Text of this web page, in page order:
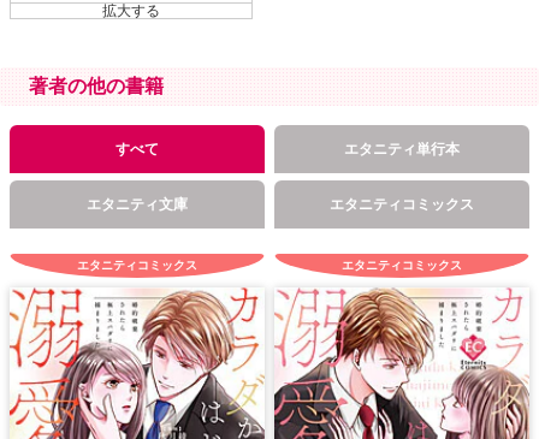
著者の他の書籍
すべて エタニティ単行本
エタニティ文庫 エタニティコミックス
エタニティコミックス エタニティコミックス